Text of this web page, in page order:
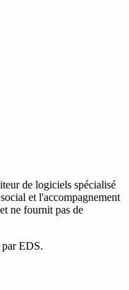
de logiciels spécialisé
et l'accompagnement
ne fournit pas de
EDS.